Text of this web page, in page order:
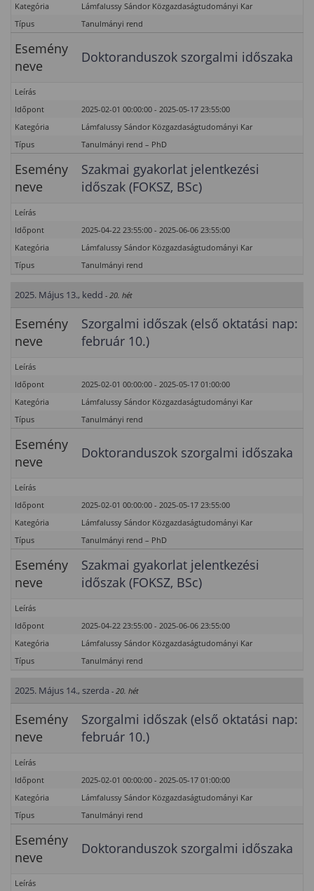
Kategória
Lámfalussy Sándor Közgazdaságtudományi Kar
Típus
Tanulmányi rend
Esemény
neve
Doktoranduszok szorgalmi időszaka
Leírás
Időpont
2025-02-01 00:00:00 - 2025-05-17 23:55:00
Kategória
Lámfalussy Sándor Közgazdaságtudományi Kar
Típus
Tanulmányi rend – PhD
Esemény
neve
Szakmai gyakorlat jelentkezési
időszak (FOKSZ, BSc)
Leírás
Időpont
2025-04-22 23:55:00 - 2025-06-06 23:55:00
Kategória
Lámfalussy Sándor Közgazdaságtudományi Kar
Típus
Tanulmányi rend
2025. Május 13., kedd - 20. hét
Esemény
neve
Szorgalmi időszak (első oktatási nap:
február 10.)
Leírás
Időpont
2025-02-01 00:00:00 - 2025-05-17 01:00:00
Kategória
Lámfalussy Sándor Közgazdaságtudományi Kar
Típus
Tanulmányi rend
Esemény
neve
Doktoranduszok szorgalmi időszaka
Leírás
Időpont
2025-02-01 00:00:00 - 2025-05-17 23:55:00
Kategória
Lámfalussy Sándor Közgazdaságtudományi Kar
Típus
Tanulmányi rend – PhD
Esemény
neve
Szakmai gyakorlat jelentkezési
időszak (FOKSZ, BSc)
Leírás
Időpont
2025-04-22 23:55:00 - 2025-06-06 23:55:00
Kategória
Lámfalussy Sándor Közgazdaságtudományi Kar
Típus
Tanulmányi rend
2025. Május 14., szerda - 20. hét
Esemény
neve
Szorgalmi időszak (első oktatási nap:
február 10.)
Leírás
Időpont
2025-02-01 00:00:00 - 2025-05-17 01:00:00
Kategória
Lámfalussy Sándor Közgazdaságtudományi Kar
Típus
Tanulmányi rend
Esemény
neve
Doktoranduszok szorgalmi időszaka
Leírás